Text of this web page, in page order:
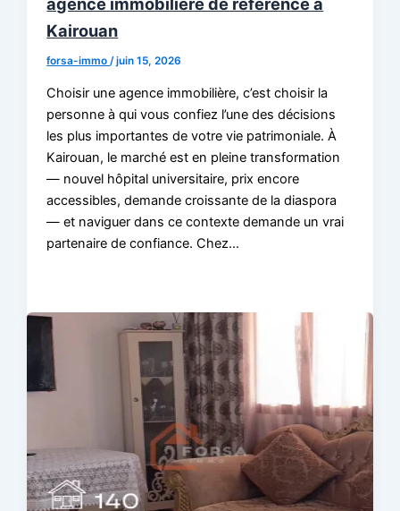
Kairouan
forsa-immo/juin 15, 2026
Choisir une agence immobilière, c’est choisir la
personne à qui vous confiez l’une des décisions
les plus importantes de votre vie patrimoniale. À
Kairouan, le marché est en pleine transformation
— nouvel hôpital universitaire, prix encore
accessibles, demande croissante de la diaspora
— et naviguer dans ce contexte demande un vrai
partenaire de confiance. Chez…